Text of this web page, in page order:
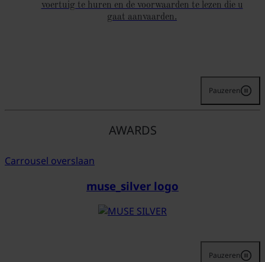
voertuig te huren en de voorwaarden te lezen die u
gaat aanvaarden.
Pauzeren
AWARDS
Carrousel overslaan
muse_silver logo
Pauzeren